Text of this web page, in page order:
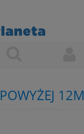
POWYŻEJ 12M